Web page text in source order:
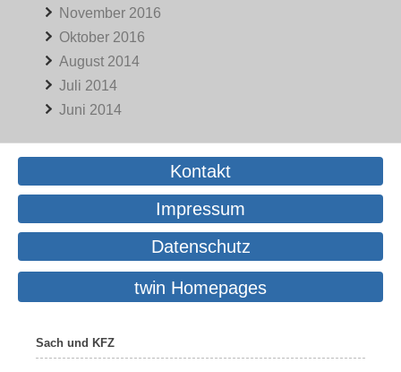
November 2016
Oktober 2016
August 2014
Juli 2014
Juni 2014
Kontakt
Impressum
Datenschutz
twin Homepages
Sach und KFZ